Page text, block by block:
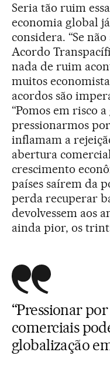
Seria tão ruim
economia global
considera. “Se
Acordo
nada de ruim
muitos
acordos são
“Pomos em risco
pressionarmos
inflamam a
abertura
crescimento
países saírem da
perda recuperar
devolvessem aos
ainda pior, os
“Pressionar
comerciais
globalização